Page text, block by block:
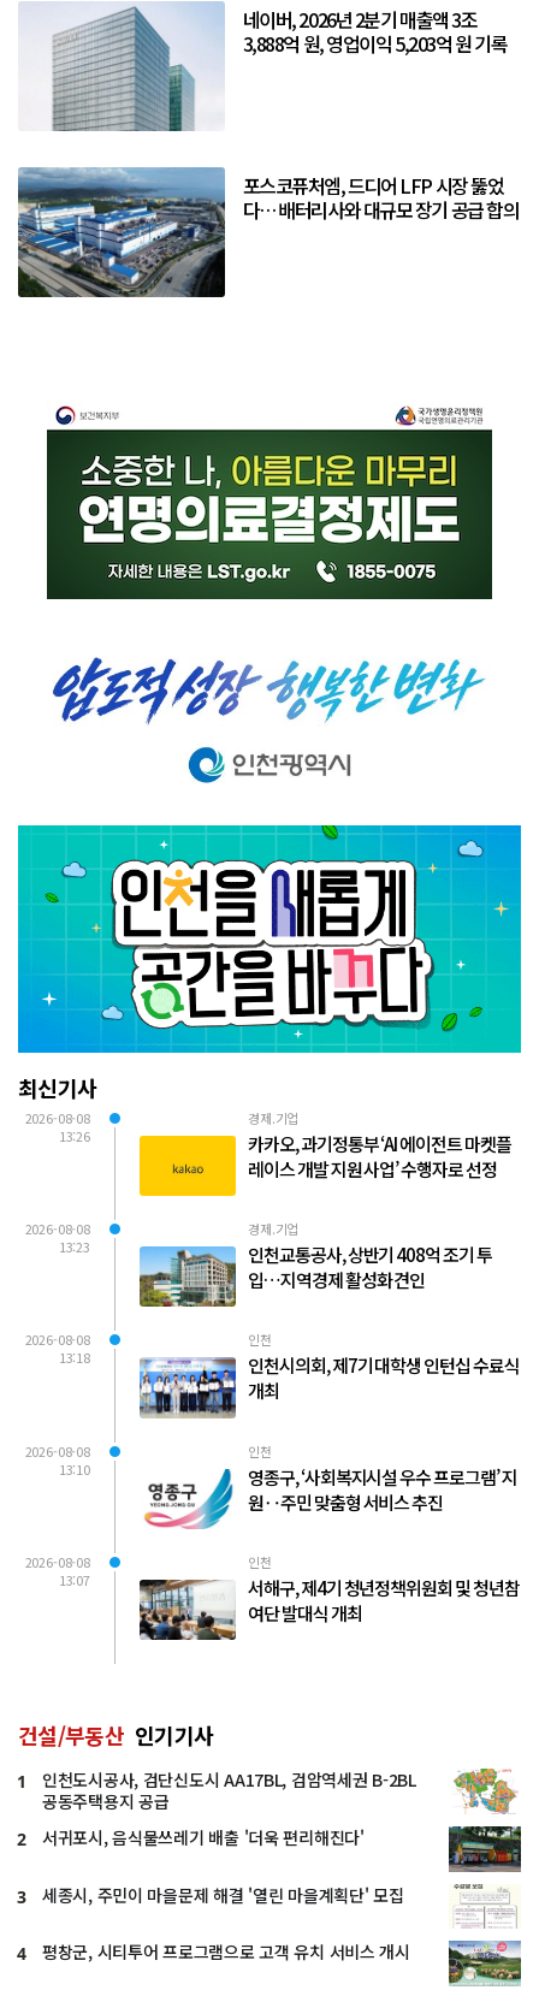
네이버, 2026년 2분기 매출액 3조
3,888억 원, 영업이익 5,203억 원 기록
포스코퓨처엠, 드디어 LFP 시장 뚫었
다… 배터리사와 대규모 장기 공급 합의
최신기사
2026-08-08
13:26
경제.기업
카카오, 과기정통부 ‘AI 에이전트 마켓플
레이스 개발 지원 사업’ 수행자로 선정
2026-08-08
13:23
경제.기업
인천교통공사, 상반기 408억 조기 투
입…지역경제 활성화 견인
2026-08-08
13:18
인천
인천시의회, 제7기 대학생 인턴십 수료식
개최
2026-08-08
13:10
인천
영종구, ‘사회복지시설 우수 프로그램’ 지
원‥주민 맞춤형 서비스 추진
2026-08-08
13:07
인천
서해구, 제4기 청년정책위원회 및 청년참
여단 발대식 개최
건설/부동산 인기기사
1
인천도시공사, 검단신도시 AA17BL, 검암역세권 B-2BL
공동주택용지 공급
2 서귀포시, 음식물쓰레기 배출 '더욱 편리해진다'
3 세종시, 주민이 마을문제 해결 '열린 마을계획단' 모집
4 평창군, 시티투어 프로그램으로 고객 유치 서비스 개시